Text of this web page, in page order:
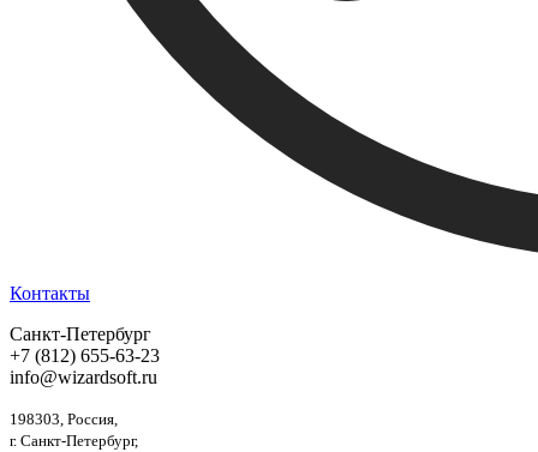
Контакты
Санкт-Петербург
+7 (812) 655-63-23
info@wizardsoft.ru
198303, Россия,
г. Санкт-Петербург,